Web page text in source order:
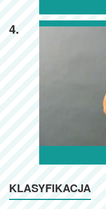
4.
KLASYFIKACJA